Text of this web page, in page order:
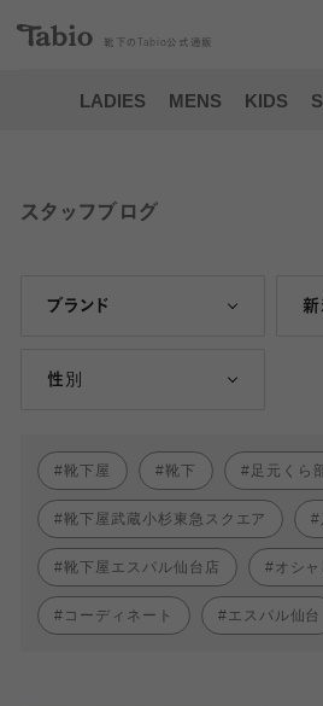
靴下の Tabio 公式通販
LADIES MENS KIDS
スタッフブログ
ブランド
性別
靴下屋 靴下 足元くら
靴下屋武蔵小杉東急スクエア
靴下屋エスパル仙台店 オシ
コーディネート エスパル仙台